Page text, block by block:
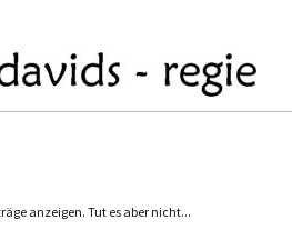
anzeigen. Tut es aber nicht...